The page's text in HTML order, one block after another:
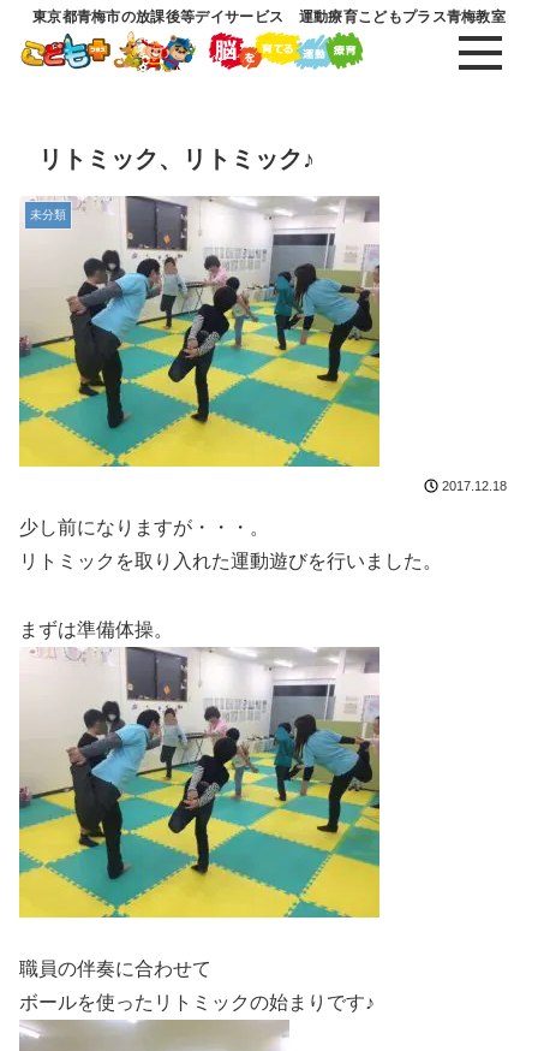
東京都青梅市の放課後等デイサービス 運動療育こどもプラス青梅教室
リトミック、リトミック♪
未分類
2017.12.18
少し前になりますが・・・。
リトミックを取り入れた運動遊びを行いました。
まずは準備体操。
職員の伴奏に合わせて
ボールを使ったリトミックの始まりです♪